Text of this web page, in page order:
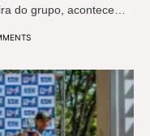
do grupo, acontece…